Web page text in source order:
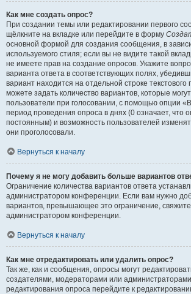
Как мне создать опрос?
При создании темы или редактировании первого
щёлкните на вкладке или перейдите в форму
основной формой для создания сообщения, в
используемого стиля; если вы не видите такой
не имеете прав на создание опросов. Укажите
варианта ответа в соответствующих полях,
вариант находится на отдельной строке
можете задать количество вариантов, которые
пользователи при голосовании, с помощью опции
период проведения опроса в днях (0 означает, что
постоянным) и возможность пользователей
они проголосовали.
Вернуться к началу
Почему я не могу добавить больше вариантов
Ограничение количества вариантов ответа
администратором конференции. Если вам нужно
вариантов, превышающее это ограничение,
администратором конференции.
Вернуться к началу
Как мне отредактировать или удалить опрос?
Так же, как и сообщения, опросы могут
создателями, модераторами или
редактирования опроса перейдите к